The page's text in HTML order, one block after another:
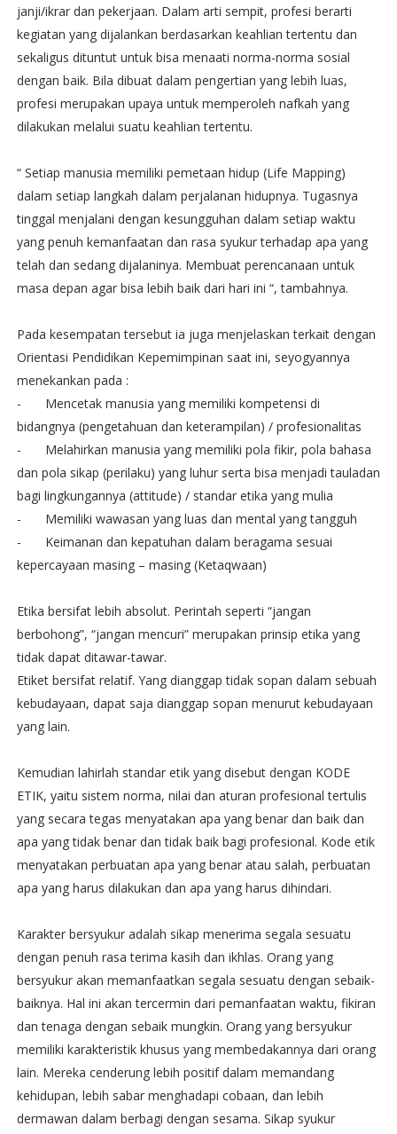
janji/ikrar dan pekerjaan. Dalam arti sempit, profesi berarti
kegiatan yang dijalankan berdasarkan keahlian tertentu dan
sekaligus dituntut untuk bisa menaati norma-norma sosial
dengan baik. Bila dibuat dalam pengertian yang lebih luas,
profesi merupakan upaya untuk memperoleh nafkah yang
dilakukan melalui suatu keahlian tertentu.
“ Setiap manusia memiliki pemetaan hidup (Life Mapping)
dalam setiap langkah dalam perjalanan hidupnya. Tugasnya
tinggal menjalani dengan kesungguhan dalam setiap waktu
yang penuh kemanfaatan dan rasa syukur terhadap apa yang
telah dan sedang dijalaninya. Membuat perencanaan untuk
masa depan agar bisa lebih baik dari hari ini “, tambahnya.
Pada kesempatan tersebut ia juga menjelaskan terkait dengan
Orientasi Pendidikan Kepemimpinan saat ini, seyogyannya
menekankan pada :
-
Mencetak manusia yang memiliki kompetensi di
bidangnya (pengetahuan dan keterampilan) / profesionalitas
-
Melahirkan manusia yang memiliki pola fikir, pola bahasa
dan pola sikap (perilaku) yang luhur serta bisa menjadi tauladan
bagi lingkungannya (attitude) / standar etika yang mulia
-
Memiliki wawasan yang luas dan mental yang tangguh
-
Keimanan dan kepatuhan dalam beragama sesuai
kepercayaan masing – masing (Ketaqwaan)
Etika bersifat lebih absolut. Perintah seperti “jangan
berbohong”, “jangan mencuri” merupakan prinsip etika yang
tidak dapat ditawar-tawar.
Etiket bersifat relatif. Yang dianggap tidak sopan dalam sebuah
kebudayaan, dapat saja dianggap sopan menurut kebudayaan
yang lain.
Kemudian lahirlah standar etik yang disebut dengan KODE
ETIK, yaitu sistem norma, nilai dan aturan profesional tertulis
yang secara tegas menyatakan apa yang benar dan baik dan
apa yang tidak benar dan tidak baik bagi profesional. Kode etik
menyatakan perbuatan apa yang benar atau salah, perbuatan
apa yang harus dilakukan dan apa yang harus dihindari.
Karakter bersyukur adalah sikap menerima segala sesuatu
dengan penuh rasa terima kasih dan ikhlas. Orang yang
bersyukur akan memanfaatkan segala sesuatu dengan sebaik-
baiknya. Hal ini akan tercermin dari pemanfaatan waktu, fikiran
dan tenaga dengan sebaik mungkin. Orang yang bersyukur
memiliki karakteristik khusus yang membedakannya dari orang
lain. Mereka cenderung lebih positif dalam memandang
kehidupan, lebih sabar menghadapi cobaan, dan lebih
dermawan dalam berbagi dengan sesama. Sikap syukur